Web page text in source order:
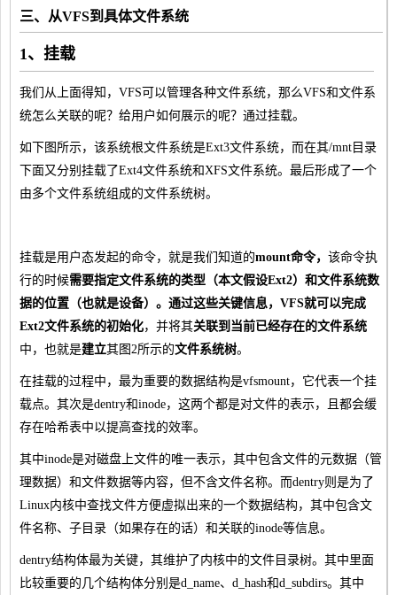
三、从VFS到具体文件系统
1、挂载
我们从上面得知，VFS可以管理各种文件系统，那么VFS和文件系
统怎么关联的呢？给用户如何展示的呢？通过挂载。
如下图所示，该系统根文件系统是Ext3文件系统，而在其/mnt目录
下面又分别挂载了Ext4文件系统和XFS文件系统。最后形成了一个
由多个文件系统组成的文件系统树。
挂载是用户态发起的命令，就是我们知道的mount命令， 该命令执
行的时候需要指定文件系统的类型（本文假设Ext2）和文件系统数
据的位置（也就是设备）。通过这些关键信息，VFS就可以完成
Ext2文件系统的初始化，并将其关联到当前已经存在的文件系统
中，也就是建立其图2所示的文件系统树。
在挂载的过程中，最为重要的数据结构是vfsmount，它代表一个挂
载点。其次是dentry和inode，这两个都是对文件的表示，且都会缓
存在哈希表中以提高查找的效率。
其中inode是对磁盘上文件的唯一表示，其中包含文件的元数据（管
理数据）和文件数据等内容，但不含文件名称。而dentry则是为了
Linux内核中查找文件方便虚拟出来的一个数据结构，其中包含文
件名称、子目录（如果存在的话）和关联的inode等信息。
dentry结构体最为关键，其维护了内核中的文件目录树。其中里面
比较重要的几个结构体分别是d_name、d_hash和d_subdirs。其中